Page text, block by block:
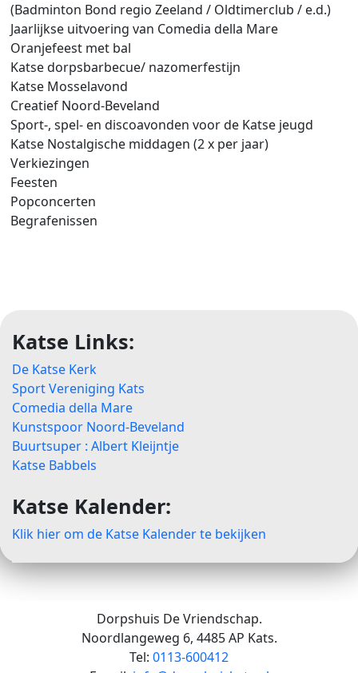
(Badminton Bond regio Zeeland / Oldtimerclub / e.d.)
Jaarlijkse uitvoering van Comedia della Mare
Oranjefeest met bal
Katse dorpsbarbecue/ nazomerfestijn
Katse Mosselavond
Creatief Noord-Beveland
Sport-, spel- en discoavonden voor de Katse jeugd
Katse Nostalgische middagen (2 x per jaar)
Verkiezingen
Feesten
Popconcerten
Begrafenissen
Katse Links:
De Katse Kerk
Sport Vereniging Kats
Comedia della Mare
Kunstspoor Noord-Beveland
Buurtsuper : Albert Kleijntje
Katse Babbels
Katse Kalender:
Klik hier om de Katse Kalender te bekijken
Dorpshuis De Vriendschap.
Noordlangeweg 6, 4485 AP Kats.
Tel: 0113-600412